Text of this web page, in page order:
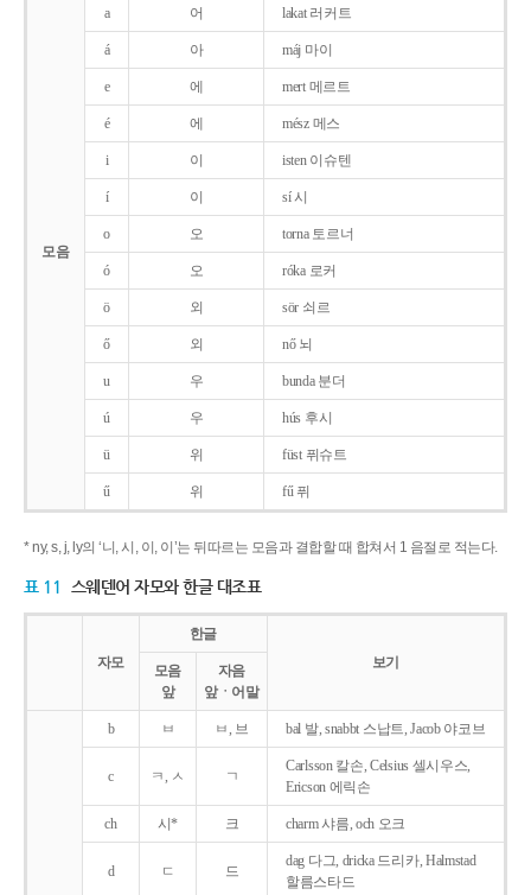
모음
a 어 lakat 러커트
á 아 máj 마이
e 에 mert 메르트
é 에 mész 메스
i 이 isten 이슈텐
í 이 sí 시
o 오 torna 토르너
ó 오 róka 로커
ö 외 sör 쇠르
ő 외 nő 뇌
u 우 bunda 분더
ú 우 hús 후시
ü 위 füst 퓌슈트
ű 위 fű 퓌
* ny, s, j, ly의 ‘니, 시, 이, 이’는 뒤따르는 모음과 결합할 때 합쳐서 1 음절로 적는다.
표 11 스웨덴어 자모와 한글 대조표
자모
한글
보기
모음
앞
자음
앞ㆍ어말
b ㅂ ㅂ, 브 bal 발, snabbt 스납트, Jacob 야코브
c ㅋ, ㅅ ㄱ
Carlsson 칼손, Celsius 셀시우스,
Ericson 에릭손
ch 시* 크 charm 샤름, och 오크
d ㄷ 드
dag 다그, dricka 드리카, Halmstad
할름스타드